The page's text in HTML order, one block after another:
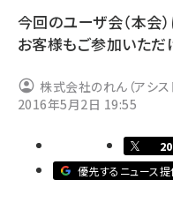
youtube (2431)
セミナー (2306)
meo (1275)
今回のユーザ会（本会
お客様もご参加いただ
株式会社のれん（アシス
2016年5月2日 19:55
20
優先するニュース